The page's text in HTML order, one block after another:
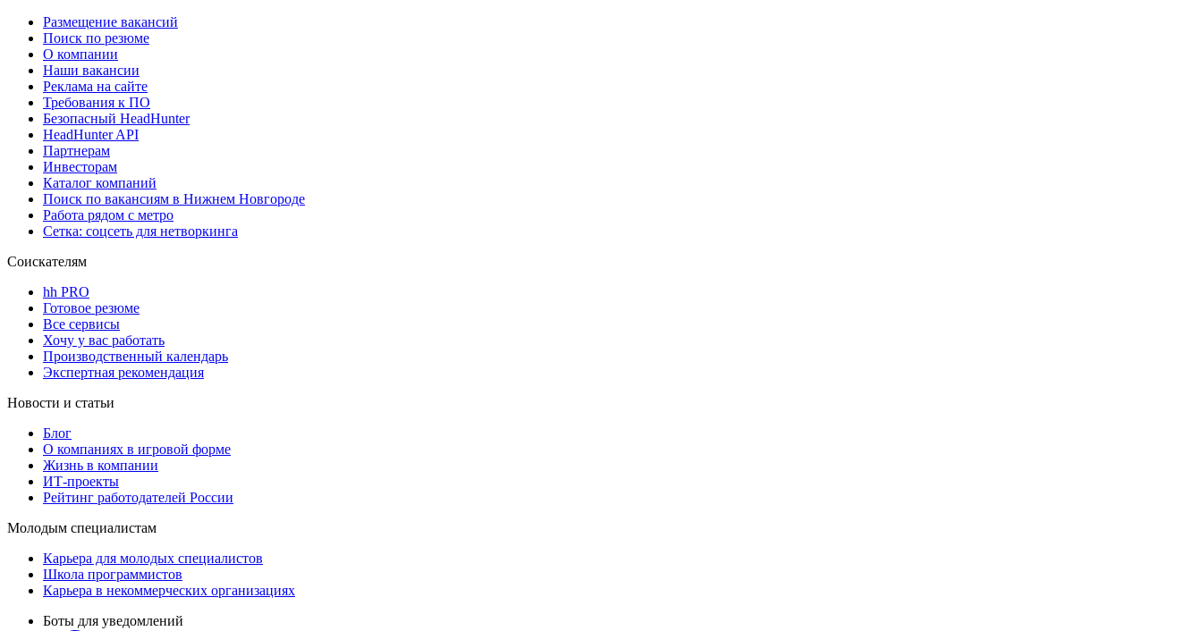
Размещение вакансий
Поиск по резюме
О компании
Наши вакансии
Реклама на сайте
Требования к ПО
Безопасный HeadHunter
HeadHunter API
Партнерам
Инвесторам
Каталог компаний
Поиск по вакансиям в Нижнем Новгороде
Работа рядом с метро
Сетка: соцсеть для нетворкинга
Соискателям
hh PRO
Готовое резюме
Все сервисы
Хочу у вас работать
Производственный календарь
Экспертная рекомендация
Новости и статьи
Блог
О компаниях в игровой форме
Жизнь в компании
ИТ-проекты
Рейтинг работодателей России
Молодым специалистам
Карьера для молодых специалистов
Школа программистов
Карьера в некоммерческих организациях
Боты для уведомлений